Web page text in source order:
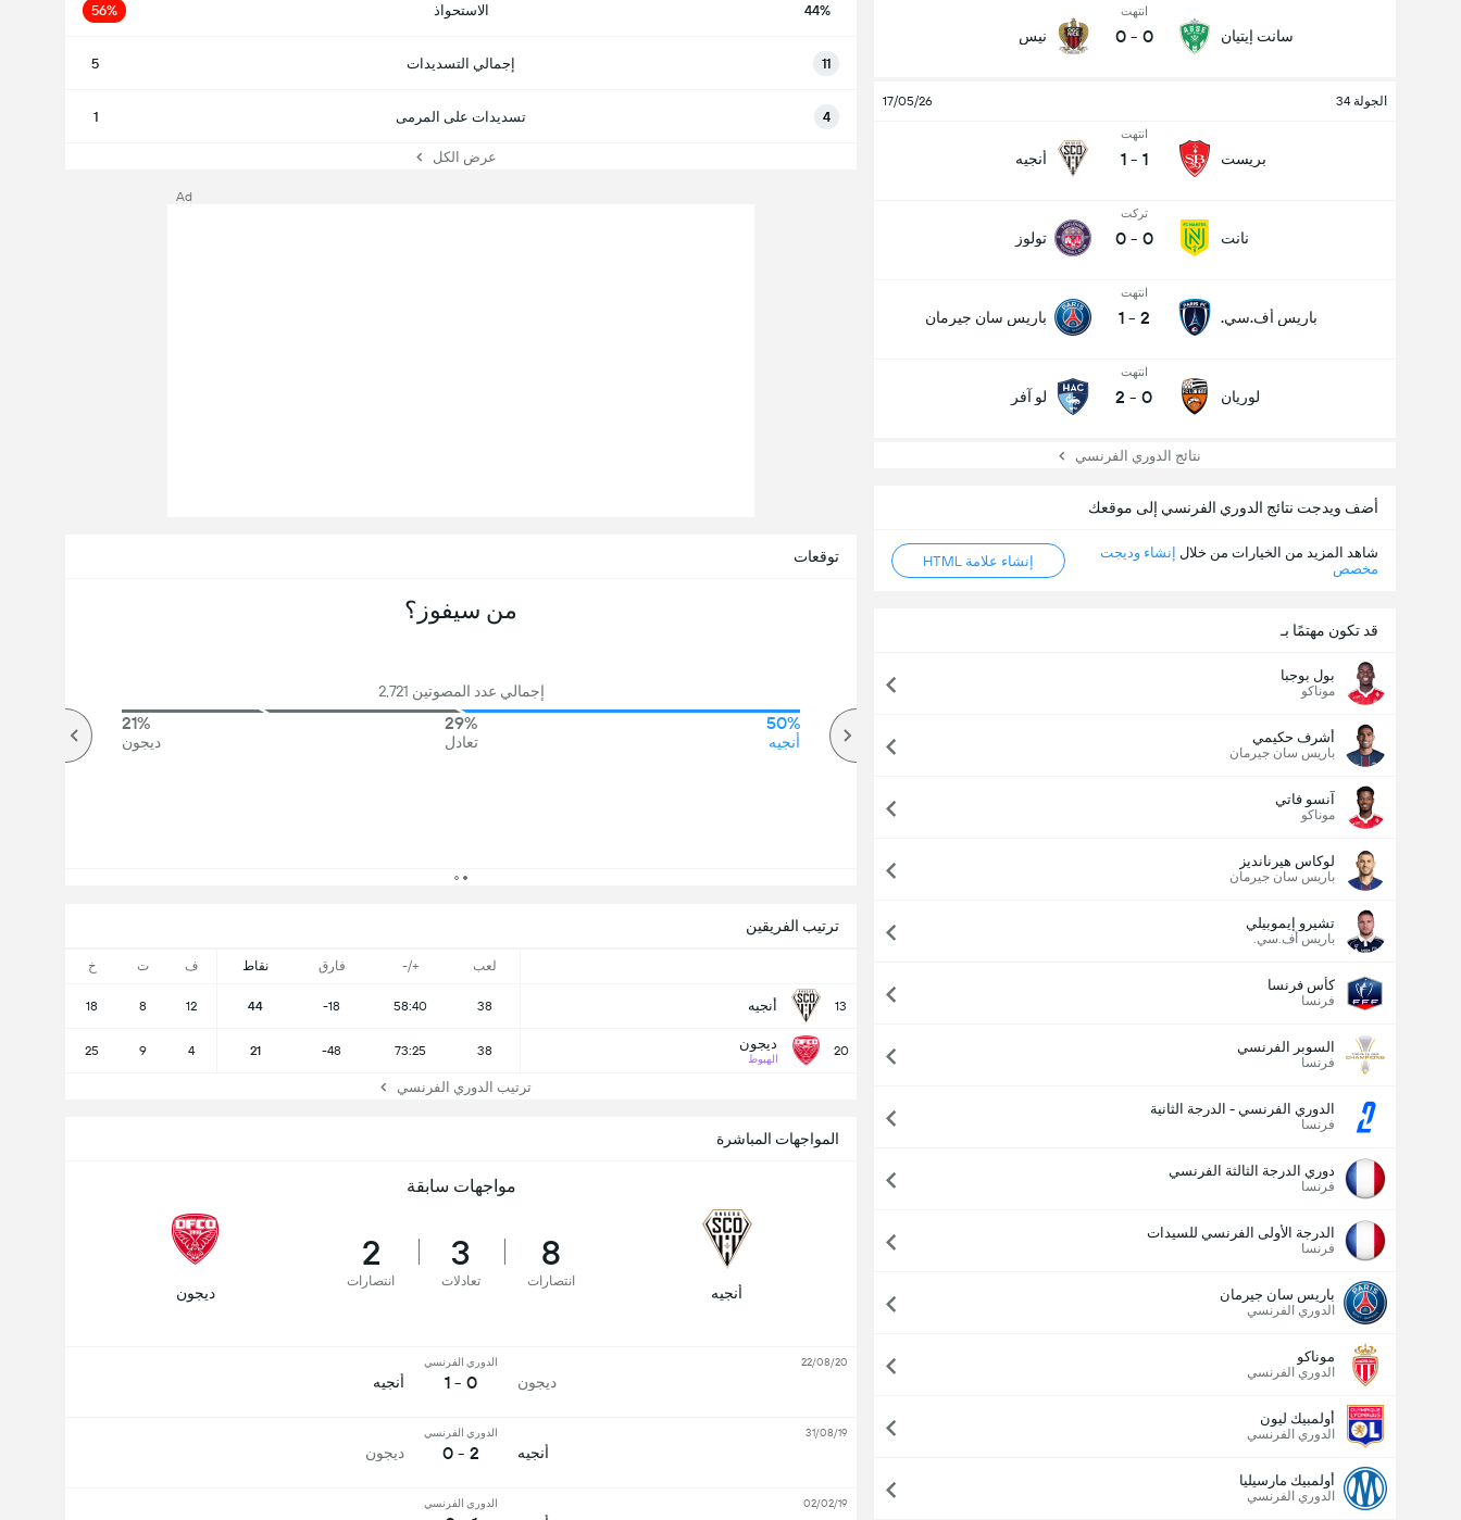
سانت إيتيان
انتهت
0
-
0 نيس
الجولة 34 17/05/26
بريست
انتهت
1
-
1 أنجيه
نانت
تركت
0
-
0 تولوز
باريس أف.سي.
انتهت
2
-
1 باريس سان جيرمان
لوريان
انتهت
0
-
2 لو آفر
نتائج الدوري الفرنسي
أضف ويدجت نتائج الدوري الفرنسي إلى موقعك
شاهد المزيد من الخيارات من خلال إنشاء وديجت
مخصص
إنشاء علامة HTML
قد تكون مهتمًا بـ
بول بوجبا
موناكو
أشرف حكيمي
باريس سان جيرمان
آنسو فاتي
موناكو
لوكاس هيرنانديز
باريس سان جيرمان
تشيرو إيموبيلي
باريس أف.سي.
كأس فرنسا
فرنسا
السوبر الفرنسي
فرنسا
الدوري الفرنسي - الدرجة الثانية
فرنسا
دوري الدرجة الثالثة الفرنسي
فرنسا
الدرجة الأولى الفرنسي للسيدات
فرنسا
باريس سان جيرمان
الدوري الفرنسي
موناكو
الدوري الفرنسي
أولمبيك ليون
الدوري الفرنسي
أولمبيك مارسيليا
الدوري الفرنسي
44% الاستحواذ 56%
11 إجمالي التسديدات 5
4 تسديدات على المرمى 1
عرض الكل
ترتيب الفريقين
لعب +/- فارق نقاط ف ت خ
13 أنجيه 38
58:40
-18
44
12
8
18
20 ديجون
الهبوط
38
73:25
-48
21
4
9
25
ترتيب الدوري الفرنسي
توقعات
من سيفوز؟
إجمالي عدد المصوتين 2,721
50%
أنجيه
29%
تعادل
21%
ديجون
المواجهات المباشرة
مواجهات سابقة
أنجيه
8
انتصارات
3
تعادلات
2
انتصارات
ديجون
ديجون
الدوري الفرنسي
0 - 1 أنجيه
22/08/20
أنجيه
الدوري الفرنسي
2 - 0 ديجون
31/08/19
الدوري الفرنسي 02/02/19
Ad